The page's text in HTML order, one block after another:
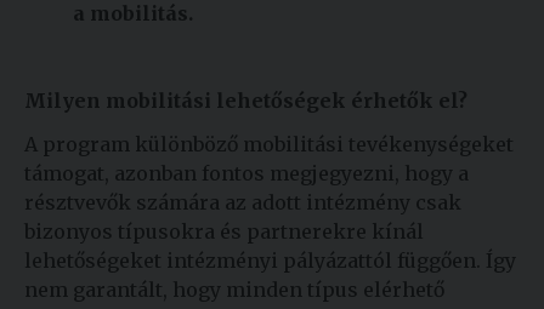
a mobilitás.
Milyen mobilitási lehetőségek érhetők el?
A program különböző mobilitási tevékenységeket
támogat, azonban fontos megjegyezni, hogy a
résztvevők számára az adott intézmény csak
bizonyos típusokra és partnerekre kínál
lehetőségeket intézményi pályázattól függően. Így
nem garantált, hogy minden típus elérhető